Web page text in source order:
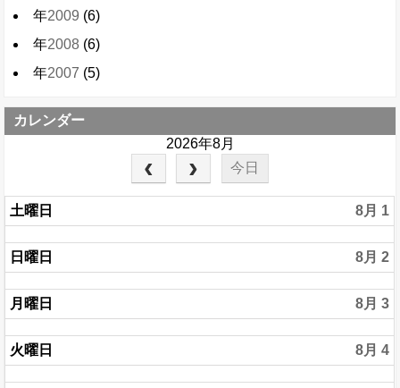
年2009 (6)
年2008 (6)
年2007 (5)
カレンダー
2026年8月
今日
土曜日 8月 1
日曜日 8月 2
月曜日 8月 3
火曜日 8月 4